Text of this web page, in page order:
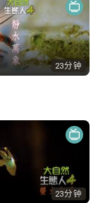
23分钟
23分钟